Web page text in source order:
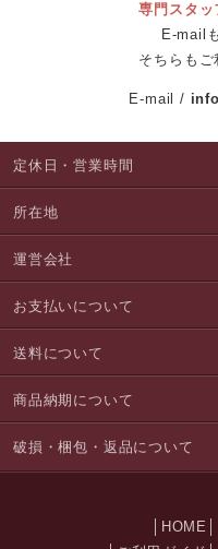
専門スタッ
E-mail
そちらもご
E-mail
定休日・営業時間
所在地
運営会社
お支払いについて
送料について
商品納期について
破損・梱包・返品について
HOME